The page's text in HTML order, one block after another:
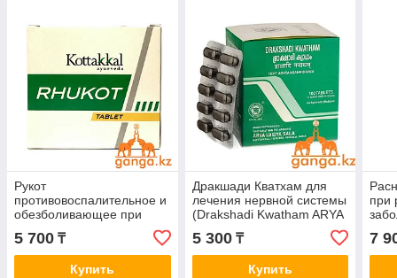
Рукот
противовоспалительное и
обезболивающее при
(Rhukot ARYA VAIDYA
SALA), 100 таб.
5 700 ₸
Купить
Дракшади Кватхам для
лечения нервной системы
(Drakshadi Kwatham ARYA
5 300₸
Купить
при
7